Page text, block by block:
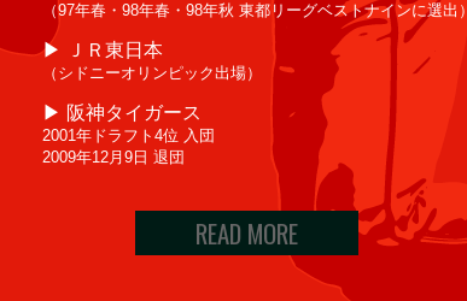
（97年春・98年春・98年秋 東都リーグベストナインに選出）
▶︎ ＪＲ東日本
（シドニーオリンピック出場）
▶︎ 阪神タイガース
2001年ドラフト4位 入団
2009年12月9日 退団
READ MORE